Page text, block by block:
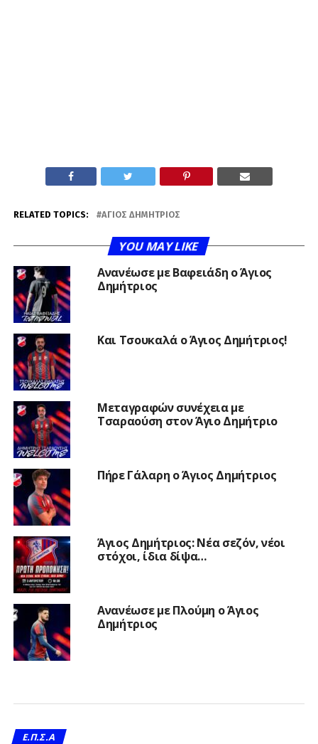
RELATED TOPICS: ΆΓΙΟΣ ΔΗΜΉΤΡΙΟΣ
YOU MAY LIKE
Ανανέωσε με Βαφειάδη ο Άγιος
Δημήτριος
Και Τσουκαλά ο Άγιος Δημήτριος!
Μεταγραφών συνέχεια με
Τσαραούση στον Άγιο Δημήτριο
Πήρε Γάλαρη ο Άγιος Δημήτριος
Άγιος Δημήτριος: Νέα σεζόν, νέοι
στόχοι, ίδια δίψα…
Ανανέωσε με Πλούμη ο Άγιος
Δημήτριος
Ε.Π.Σ.Α